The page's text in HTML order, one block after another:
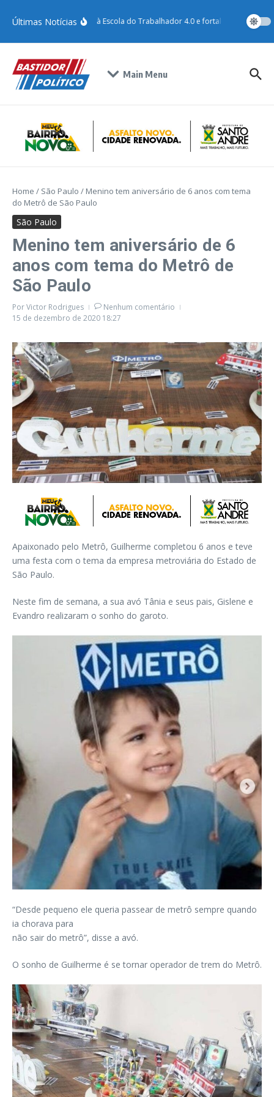
Últimas Notícias
Santo André adere à Escola do Trabalhador 4.0 e fortalece
Main Menu
Home / São Paulo / Menino tem aniversário de 6 anos com tema
do Metrô de São Paulo
São Paulo
Menino tem aniversário de 6
anos com tema do Metrô de
São Paulo
PorVictor Rodrigues
Nenhum comentário
15 de dezembro de 2020 18:27
Apaixonado pelo Metrô, Guilherme completou 6 anos e teve
uma festa com o tema da empresa metroviária do Estado de
São Paulo.
Neste fim de semana, a sua avó Tânia e seus pais, Gislene e
Evandro realizaram o sonho do garoto.
“Desde pequeno ele queria passear de metrô sempre quando
ia chorava para
não sair do metrô”, disse a avó.
O sonho de Guilherme é se tornar operador de trem do Metrô.